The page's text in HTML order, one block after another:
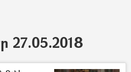
27.05.2018